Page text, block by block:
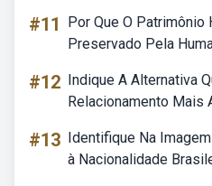
#11
Por Que O
Preservado Pela
#12 Indique A Alternativa
Relacionamento Mais
#13 Identifique Na
à Nacionalidade